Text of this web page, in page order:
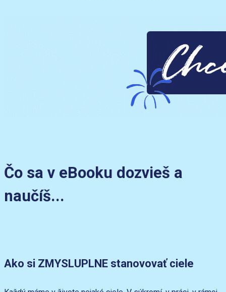
Čo sa v eBooku dozvieš a
naučíš...
Ako si ZMYSLUPLNE stanovovať ciele